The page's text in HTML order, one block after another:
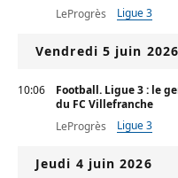
LeProgrès
Ligue 3
Vendredi 5 juin 2026
10:06
Football. Ligue 3 : le
du FC Villefranche
LeProgrès
Ligue 3
Jeudi 4 juin 2026